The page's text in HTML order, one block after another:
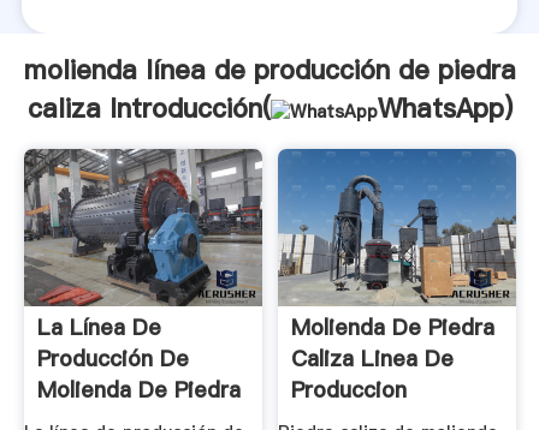
molienda línea de producción de piedra
caliza Introducción(
WhatsApp)
La Línea De
Producción De
Molienda De Piedra
CalizaXSM ...
Molienda De Piedra
Caliza Linea De
Produccion